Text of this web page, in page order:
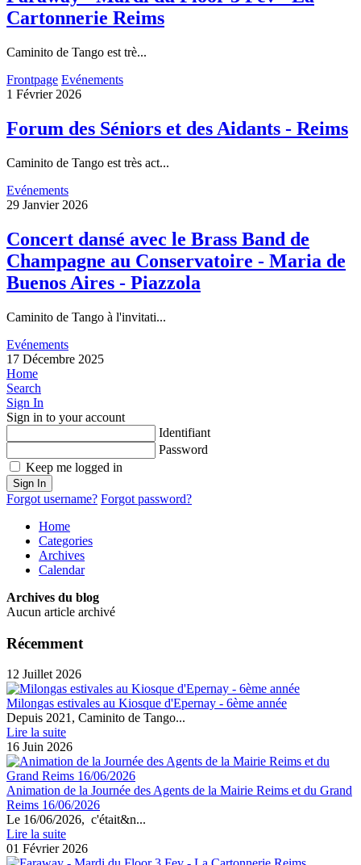
Cartonnerie Reims
Caminito de Tango est trè...
Frontpage Evénements
1 Février 2026
Forum des Séniors et des Aidants - Reims
Caminito de Tango est très act...
Evénements
29 Janvier 2026
Concert dansé avec le Brass Band de
Champagne au Conservatoire - Maria de
Buenos Aires - Piazzola
Caminito de Tango à l'invitati...
Evénements
17 Décembre 2025
Home
Search
Sign In
Sign in to your account
Identifiant
Password
Keep me logged in
Sign In
Forgot username? Forgot password?
Home
Categories
Archives
Calendar
Archives du blog
Aucun article archivé
Récemment
12 Juillet 2026
Milongas estivales au Kiosque d'Epernay - 6ème année
Depuis 2021, Caminito de Tango...
Lire la suite
16 Juin 2026
Animation de la Journée des Agents de la Mairie Reims et du Grand
Reims 16/06/2026
Le 16/06/2026, c'était&n...
Lire la suite
01 Février 2026